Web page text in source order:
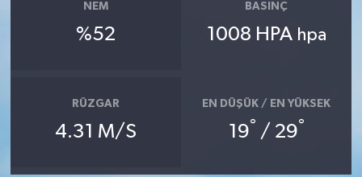
NEM
%52
BASINÇ
1008 HPA hpa
RÜZGAR
4.31 M/S
EN DÜŞÜK / EN YÜKSEK
19° / 29°